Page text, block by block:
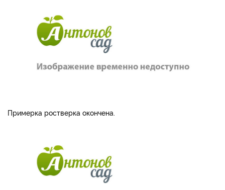
Примерка ростверка окончена.